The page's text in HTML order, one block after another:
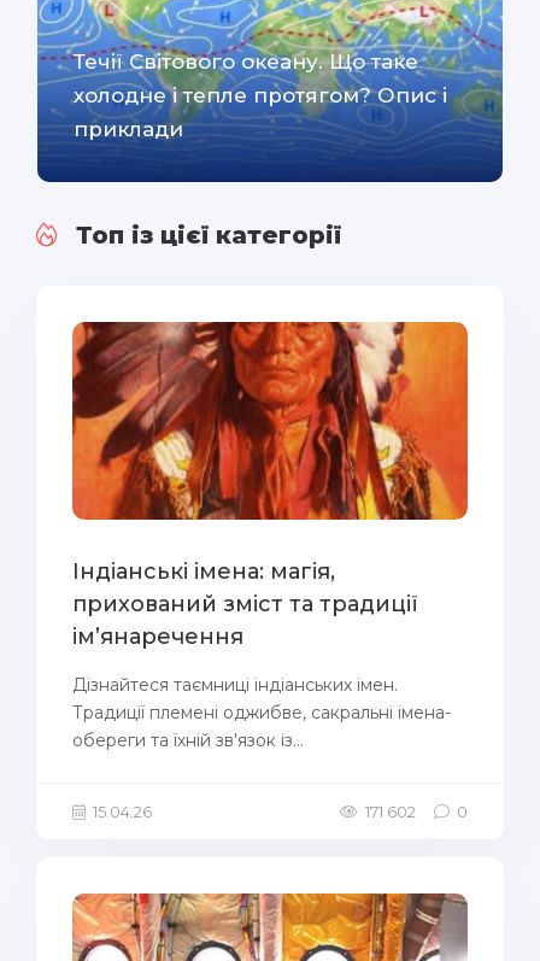
Течії Світового океану. Що таке
холодне і тепле протягом? Опис і
приклади
Топ із цієї категорії
Індіанські імена: магія,
прихований зміст та традиції
ім’янаречення
Дізнайтеся таємниці індіанських імен.
Традиції племені оджибве, сакральні імена-
обереги та їхній зв'язок із...
15.04.26 171 602 0